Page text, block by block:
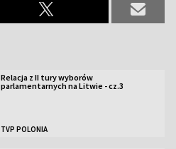
Relacja z II tury wyborów
parlamentarnych na Litwie - cz.3
TVP POLONIA